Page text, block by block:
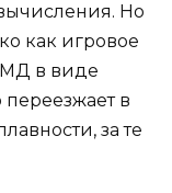
Но
как игровое
в виде
переезжает в
за те